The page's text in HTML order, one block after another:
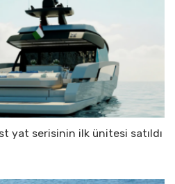
yat serisinin ilk ünitesi satıldı